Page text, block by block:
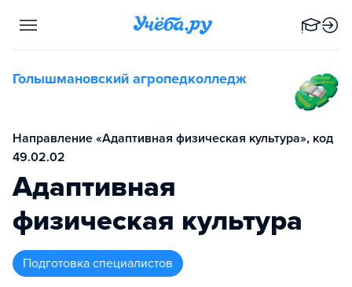
Голышмановский агропедколледж
Направление «Адаптивная физическая культура», код
49.02.02
Адаптивная
физическая культура
подготовка специалистов